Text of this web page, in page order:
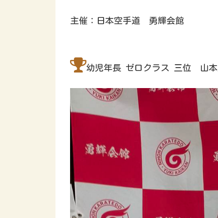
主催：日本空手道 勇輝会館
幼児年長 ゼロクラス 三位 山